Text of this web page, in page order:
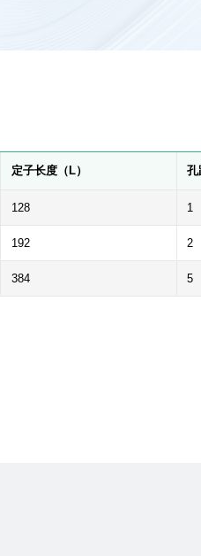
定子长度（L） 孔
128 1
192 2
384 5